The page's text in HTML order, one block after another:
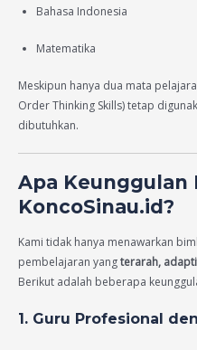
Bahasa Indonesia
Matematika
Meskipun hanya dua mata
Order Thinking Skills) tetap
dibutuhkan.
Apa Keunggulan
KoncoSinau.id?
Kami tidak hanya menawarkan
pembelajaran yangterarah,
Berikut adalah beberapa
1. Guru Profesional